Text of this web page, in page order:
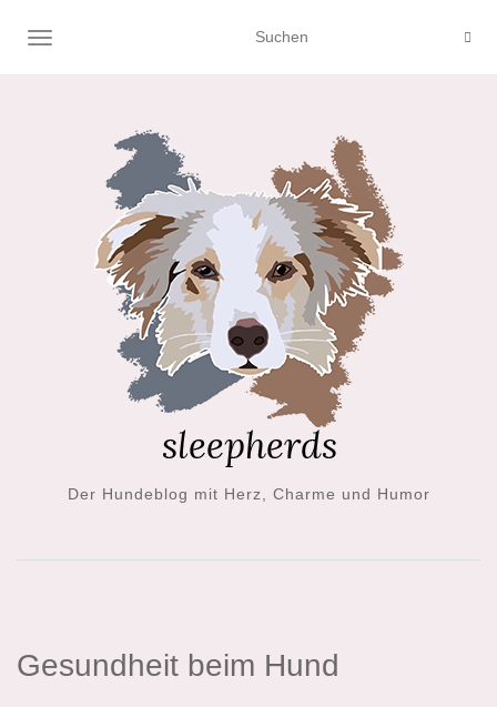
NAVIGATION UMSCHALTEN
Der Hundeblog mit Herz, Charme und Humor
Gesundheit beim Hund